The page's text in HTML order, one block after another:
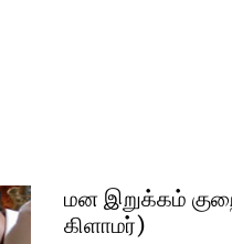
மன இறுக்கம்
கிளாமர்)